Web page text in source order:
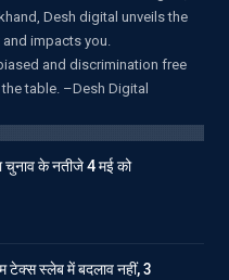
Desh digital unveils the
impacts you.
and discrimination free
table. –Desh Digital
चुनाव के नतीजे 4 मई को
स्लेब में बदलाव नहीं, 3